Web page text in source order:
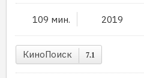
109 мин. 2019
КиноПоиск 7.1